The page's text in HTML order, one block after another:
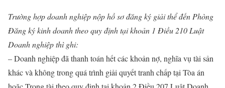
Trường hợp doanh nghiệp nộp hồ sơ đăng ký giải thể đến Phòng
Đăng ký kinh doanh theo quy định tại khoản 1 Điều 210 Luật
Doanh nghiệp thì ghi:
– Doanh nghiệp đã thanh toán hết các khoản nợ, nghĩa vụ tài sản
khác và không trong quá trình giải quyết tranh chấp tại Tòa án